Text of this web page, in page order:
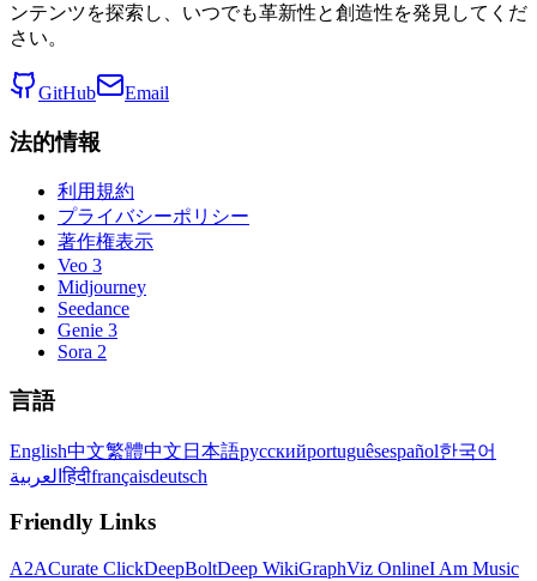
ンテンツを探索し、いつでも革新性と創造性を発見してくだ
さい。
GitHub Email
法的情報
利用規約
プライバシーポリシー
著作権表示
Veo 3
Midjourney
Seedance
Genie 3
Sora 2
言語
English中文繁體中文 日本語русскийportuguêsespañol한국어
العربيةहिंदीfrançaisdeutsch
Friendly Links
A2ACurate ClickDeepBoltDeep WikiGraphViz OnlineI Am Music